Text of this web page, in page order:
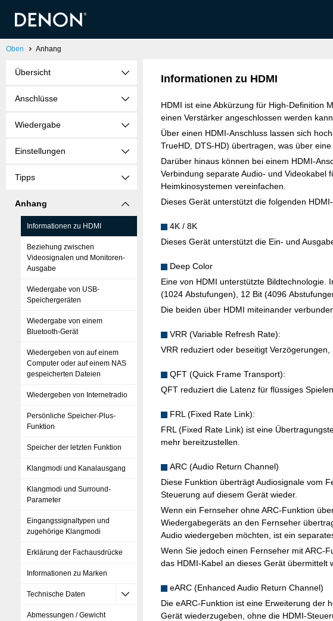
Oben Anhang
Übersicht
Anschlüsse
Wiedergabe
Einstellungen
Tipps
Anhang
Informationen zu HDMI
Beziehung zwischen
Videosignalen und Monitoren-
Ausgabe
Wiedergabe von USB-
Speichergeräten
Wiedergabe von einem
Bluetooth-Gerät
Wiedergeben von auf einem
Computer oder auf einem NAS
gespeicherten Dateien
Wiedergeben von Internetradio
Persönliche Speicher-Plus-
Funktion
Speicher der letzten Funktion
Klangmodi und Kanalausgang
Klangmodi und Surround-
Parameter
Eingangssignaltypen und
zugehörige Klangmodi
Erklärung der Fachausdrücke
Informationen zu Marken
Technische Daten
Abmessungen / Gewicht
Informationen zu HDMI
HDMI ist eine Abkürzung für High-Definition
einen Verstärker angeschlossen werden kann.
Über einen HDMI-Anschluss lassen sich
TrueHD, DTS-HD) übertragen, was über
Darüber hinaus können bei einem HDMI-
Verbindung separate Audio- und Videokabel
Heimkinosystemen vereinfachen.
Dieses Gerät unterstützt die folgenden
4K / 8K
Dieses Gerät unterstützt die Ein- und
Deep Color
Eine von HDMI unterstützte Bildtechnologie.
(1024 Abstufungen), 12 Bit (4096
Die beiden über HDMI miteinander
VRR (Variable Refresh Rate):
VRR reduziert oder beseitigt
QFT (Quick Frame Transport):
QFT reduziert die Latenz für flüssiges
FRL (Fixed Rate Link):
FRL (Fixed Rate Link) ist eine
mehr bereitzustellen.
ARC (Audio Return Channel)
Diese Funktion überträgt Audiosignale vom
Steuerung auf diesem Gerät wieder.
Wenn ein Fernseher ohne ARC-Funktion
Wiedergabegeräts an den Fernseher
Audio wiedergeben möchten, ist ein
Wenn Sie jedoch einen Fernseher mit ARC-
das HDMI-Kabel an dieses Gerät übermittelt
eARC (Enhanced Audio Return Channel)
Die eARC-Funktion ist eine Erweiterung der
Gerät wiederzugeben, ohne die HDMI-